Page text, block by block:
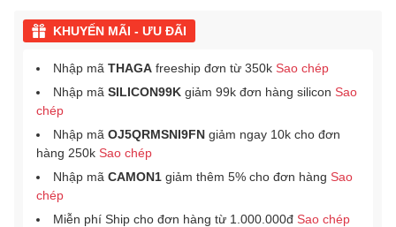
KHUYẾN MÃI - ƯU ĐÃI
Nhập mã THAGA freeship đơn từ 350k Sao chép
Nhập mã SILICON99K giảm 99k đơn hàng silicon Sao
chép
Nhập mã OJ5QRMSNI9FN giảm ngay 10k cho đơn
hàng 250k Sao chép
Nhập mã CAMON1 giảm thêm 5% cho đơn hàng Sao
chép
Miễn phí Ship cho đơn hàng từ 1.000.000đ Sao chép